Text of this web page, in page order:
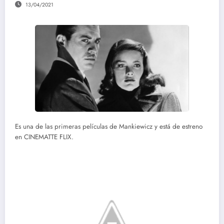
13/04/2021
Es una de las primeras películas de Mankiewicz y está de estreno
en CINEMATTE FLIX.